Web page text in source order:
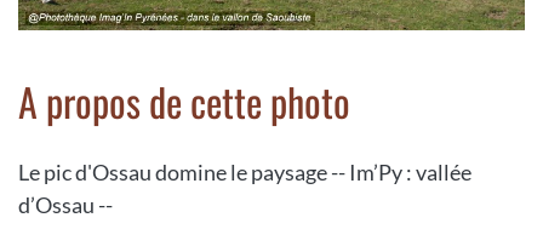
A propos de cette photo
Le pic d'Ossau domine le paysage -- Im’Py : vallée
d’Ossau --